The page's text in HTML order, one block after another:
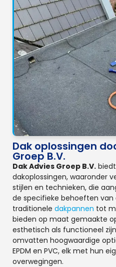
Dak oplossingen
Groep B.V.
Dak Advies Groep B.V.
dakoplossingen, waaronder
stijlen en technieken, die
de specifieke behoeften van
traditionele dakpannen tot
bieden op maat gemaakte
esthetisch als functioneel
omvatten hoogwaardige
EPDM en PVC, elk met hun
overwegingen.